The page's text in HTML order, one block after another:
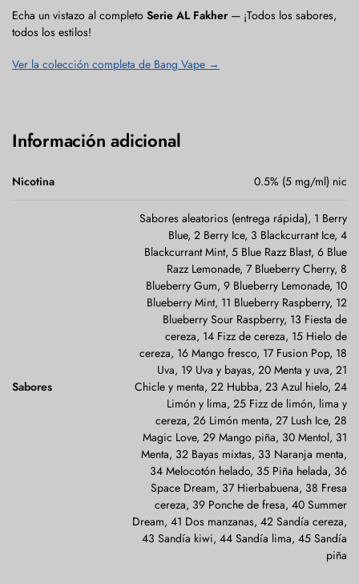
Echa un vistazo al completo Serie AL Fakher — ¡Todos los sabores,
todos los estilos!
Ver la colección completa de Bang Vape →
Información adicional
Nicotina 0.5% (5 mg/ml) nic
Sabores
Sabores aleatorios (entrega rápida), 1 Berry
Blue, 2 Berry Ice, 3 Blackcurrant Ice, 4
Blackcurrant Mint, 5 Blue Razz Blast, 6 Blue
Razz Lemonade, 7 Blueberry Cherry, 8
Blueberry Gum, 9 Blueberry Lemonade, 10
Blueberry Mint, 11 Blueberry Raspberry, 12
Blueberry Sour Raspberry, 13 Fiesta de
cereza, 14 Fizz de cereza, 15 Hielo de
cereza, 16 Mango fresco, 17 Fusion Pop, 18
Uva, 19 Uva y bayas, 20 Menta y uva, 21
Chicle y menta, 22 Hubba, 23 Azul hielo, 24
Limón y lima, 25 Fizz de limón, lima y
cereza, 26 Limón menta, 27 Lush Ice, 28
Magic Love, 29 Mango piña, 30 Mentol, 31
Menta, 32 Bayas mixtas, 33 Naranja menta,
34 Melocotón helado, 35 Piña helada, 36
Space Dream, 37 Hierbabuena, 38 Fresa
cereza, 39 Ponche de fresa, 40 Summer
Dream, 41 Dos manzanas, 42 Sandía cereza,
43 Sandía kiwi, 44 Sandía lima, 45 Sandía
piña